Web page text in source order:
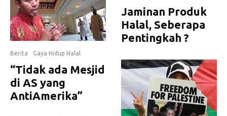
Berita Gaya Hidup Halal
“Tidak ada Mesjid
di AS yang
AntiAmerika”
Jaminan Produk
Halal, Seberapa
Pentingkah ?